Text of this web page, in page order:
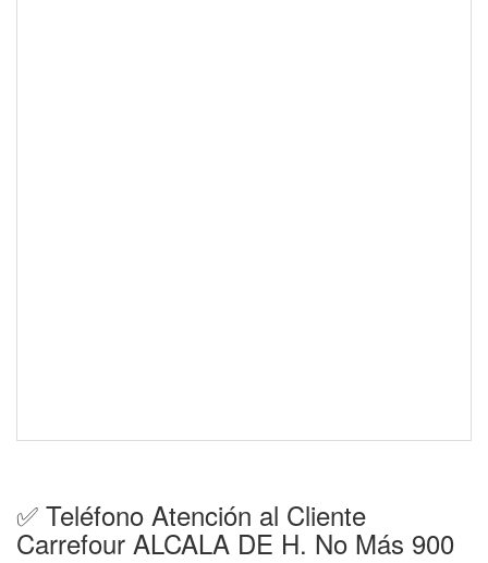
✅ Teléfono Atención al Cliente
Carrefour ALCALA DE H. No Más 900